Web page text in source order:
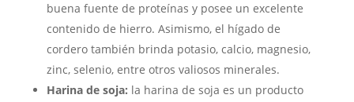
buena fuente de proteínas y posee un excelente
contenido de hierro. Asimismo, el hígado de
cordero también brinda potasio, calcio, magnesio,
zinc, selenio, entre otros valiosos minerales.
Harina de soja: la harina de soja es un producto